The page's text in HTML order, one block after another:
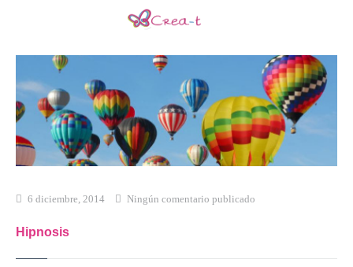
Inicio
Qué es Crea-t
El Modelo Crea-t
Servicios
6 diciembre, 2014 Ningún comentario publicado
Hipnosis